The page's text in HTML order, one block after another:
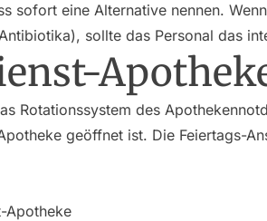
sofort eine Alternative nennen.
sollte das Personal das
Rotationssystem des
geöffnet ist. Die Feiertags-
Apotheke